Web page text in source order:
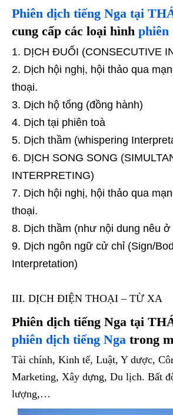
Phiên dịch tiếng Nga tại
cung cấp các loại hình phiên
DỊCH ĐUỔI (CONSECUTIVE
Dịch hội nghị, hội thảo qua
thoại.
Dịch hộ tống (đồng hành)
Dịch tại phiên toà
Dịch thầm (whispering
DỊCH SONG SONG
INTERPRETING)
Dịch hội nghị, hội thảo qua
thoại.
Dịch thầm (như nội dung nêu ở
Dịch ngôn ngữ cử chỉ (Sign/
Interpretation)
III. DỊCH ĐIỆN THOẠI – TỪ XA
Phiên dịch tiếng Nga tại
phiên dịch tiếng Nga trong
Tài chính, Kinh tế, Luật, Y dược,
Marketing, Xây dựng, Du lịch. Bất
lượng,…